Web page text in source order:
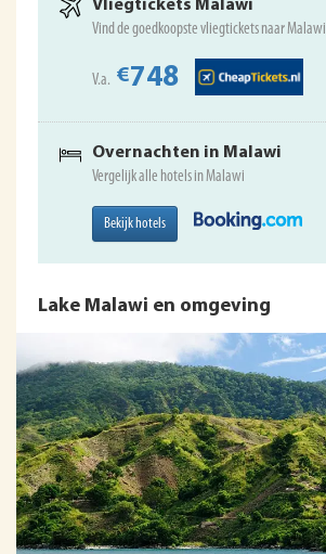
Vliegtickets Malawi
Vind de goedkoopste vliegtickets naar Malawi
V.a. €748
Overnachten in Malawi
Vergelijk alle hotels in Malawi
Bekijk hotels
Lake Malawi en omgeving